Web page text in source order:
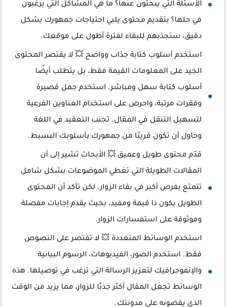
الأسئلة التي يبحثون عنها؟ ما هي المشاكل التي يرغبون
في حلها؟ بتقديم محتوى يلبي احتياجات جمهورك بشكل
دقيق، ستجذبهم للبقاء لفترة أطول على موقعك.
استخدم أسلوب كتابة جذاب وواضح 💥 لا يقتصر المحتوى
الجيد على المعلومات القيمة فقط، بل يتطلب أيضًا
أسلوب كتابة سهل ومباشر. استخدم جمل قصيرة
وفقرات مرتبة، واحرص على استخدام العناوين الفرعية
لتسهيل التنقل في المقال. تجنب التعقيد في اللغة
وحاول أن تكون قريبًا من جمهورك بأسلوبك البسيط.
قدّم محتوى طويل وعميق 💥 الأبحاث تشير إلى أن
المقالات الطويلة التي تغطي الموضوعات بشكل شامل
تتمتع بفرص أكبر في بقاء الزوار. لكن تأكد أن المحتوى
الطويل يكون ذا قيمة ومفيد، بحيث يقدم إجابات مفصلة
وموثوقة على استفسارات الزوار.
استخدم الوسائط المتعددة 💥 لا تقتصر على النصوص
فقط. استخدم الصور، الفيديوهات، الرسوم البيانية
والإنفوجرافيك لتعزيز الرسالة التي ترغب في توصيلها. هذه
الوسائط تجعل المقال أكثر جذبًا للزوار، مما يزيد من الوقت
الذي يقضونه على مدونتك.